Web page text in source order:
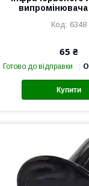
випромінювача
6348
65 ₴
Готово до відправки
Купити